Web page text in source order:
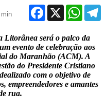
min
Facebook
X
Litorânea será o palco da
evento de celebração aos
do Maranhão (ACM). A
do Presidente Cristiano
com o objetivo de
empreendedores e amantes
rua.